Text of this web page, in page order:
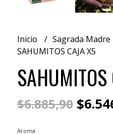
Inicio Sagrada Madre
SAHUMITOS CAJA X5
$6.885,90
Aroma